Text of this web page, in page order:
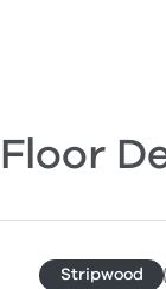
Floor
Stripwood